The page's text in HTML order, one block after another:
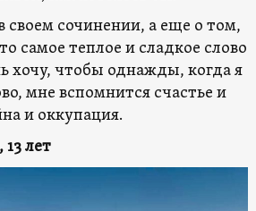
своем сочинении, а еще о том,
самое теплое и сладкое слово
хочу, чтобы однажды, когда я
мне вспомнится счастье и
и оккупация.
лет